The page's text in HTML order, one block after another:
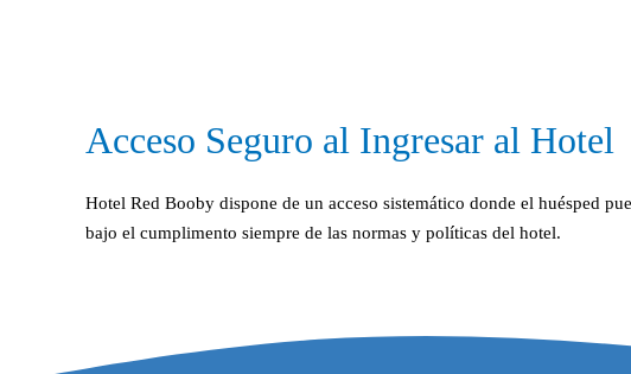
Acceso Seguro al Ingresar al Hotel
Hotel Red Booby dispone de un acceso sistemático donde el huésped
bajo el cumplimento siempre de las normas y políticas del hotel.